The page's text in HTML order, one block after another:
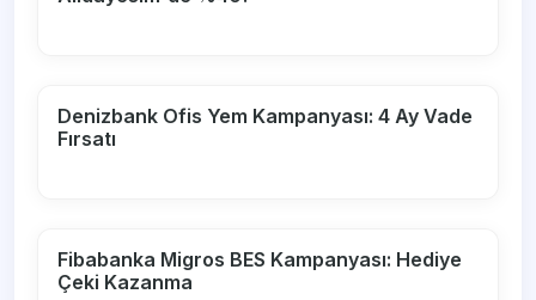
Denizbank Ofis Yem Kampanyası: 4 Ay Vade
Fırsatı
Fibabanka Migros BES Kampanyası: Hediye
Çeki Kazanma